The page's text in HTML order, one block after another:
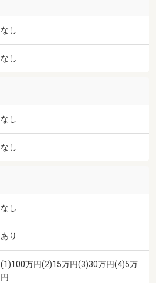
なし
なし
なし
なし
なし
あり
(1)100万円(2)15万円(3)30万円(4)5万
円